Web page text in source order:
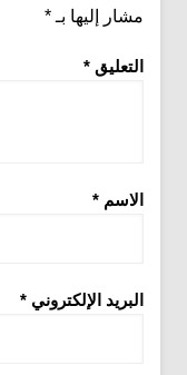
مشار إليها بـ *
التعليق *
الاسم *
البريد الإلكتروني *